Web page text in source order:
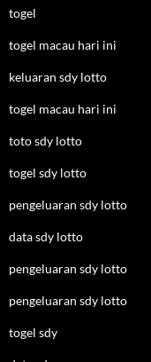
togel
togel macau hari ini
keluaran sdy lotto
togel macau hari ini
toto sdy lotto
togel sdy lotto
pengeluaran sdy lotto
data sdy lotto
pengeluaran sdy lotto
pengeluaran sdy lotto
togel sdy